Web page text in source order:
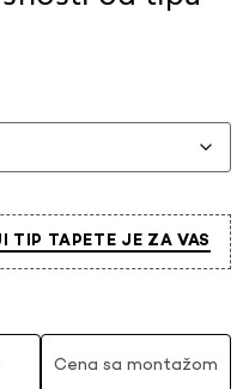
TIP TAPETE JE ZA VAS
Cena sa montažom